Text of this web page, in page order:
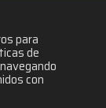
para
de
con